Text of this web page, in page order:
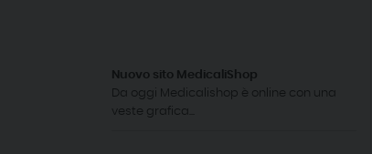
Nuovo sito MedicaliShop
Da oggi Medicalishop è online con una
veste grafica...